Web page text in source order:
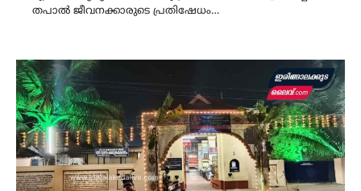
തപാൽ ജീവനക്കാരുടെ പ്രതിഷേധം…